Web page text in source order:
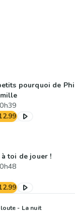
pourquoi de
0h39
à toi de jouer !
0h48
- La nuit